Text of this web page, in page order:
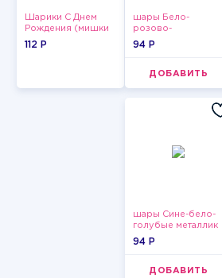
Шарики С Днем
Рождения (мишки
и тортики)
112 P
шары Бело-
розово-
фиолетово-
94 P
ДОБАВИТЬ
шары Сине-бело-
голубые металлик
94 P
ДОБАВИТЬ